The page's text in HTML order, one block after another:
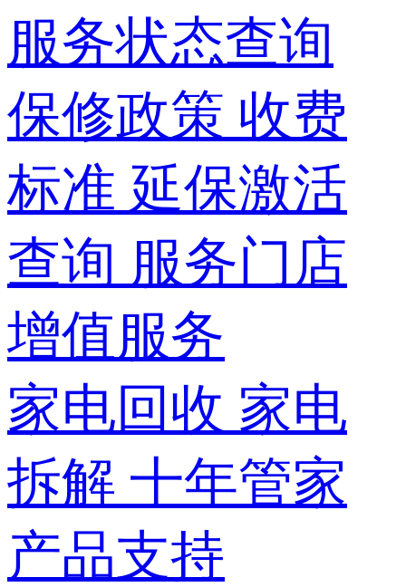
服务状态查询
保修政策 收费
标准 延保激活
查询 服务门店
增值服务
家电回收 家电
拆解 十年管家
产品支持